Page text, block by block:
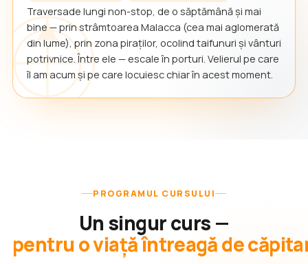
Traversade lungi non-stop, de o săptămână și mai
bine — prin strâmtoarea Malacca (cea mai aglomerată
din lume), prin zona piraților, ocolind taifunuri și vânturi
potrivnice. Între ele — escale în porturi. Velierul pe care
îl am acum și pe care locuiesc chiar în acest moment.
PROGRAMUL CURSULUI
Un singur curs —
pentru o viață întreagă de